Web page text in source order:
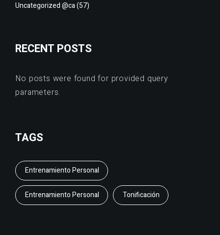
Uncategorized @ca(57)
RECENT POSTS
No posts were found for provided query
parameters.
TAGS
Entrenamiento Personal
Entrenamiento Personal Tonificación